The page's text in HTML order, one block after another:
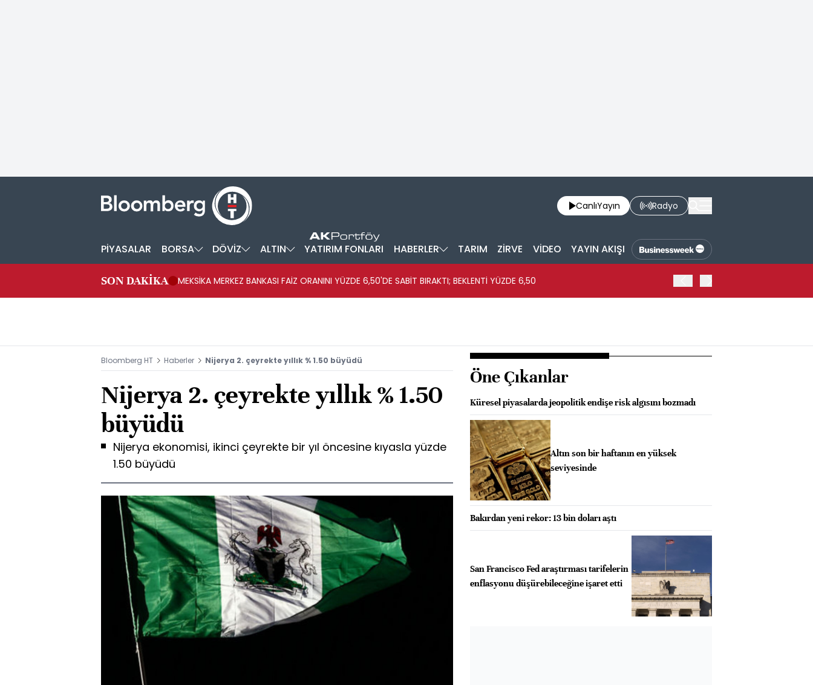
CanlıYayın Radyo
PİYASALAR BORSA DÖVİZ ALTIN YATIRIM FONLARI HABERLER TARIM ZİRVE VİDEO YAYIN AKIŞI
SON DAKİKA MEKSİKA MERKEZ BANKASI FAİZ ORANINI YÜZDE 6,50'DE SABİT BIRAKTI; BEKLENTİ YÜZDE 6,50
Bloomberg HT Haberler Nijerya 2. çeyrekte yıllık % 1.50 büyüdü
Nijerya 2. çeyrekte yıllık % 1.50
büyüdü
Nijerya ekonomisi, ikinci çeyrekte bir yıl öncesine kıyasla yüzde
1.50 büyüdü
Öne Çıkanlar
Küresel piyasalarda jeopolitik endişe risk algısını bozmadı
Altın son bir haftanın en yüksek
seviyesinde
Bakırdan yeni rekor: 13 bin doları aştı
San Francisco Fed araştırması tarifelerin
enflasyonu düşürebileceğine işaret etti